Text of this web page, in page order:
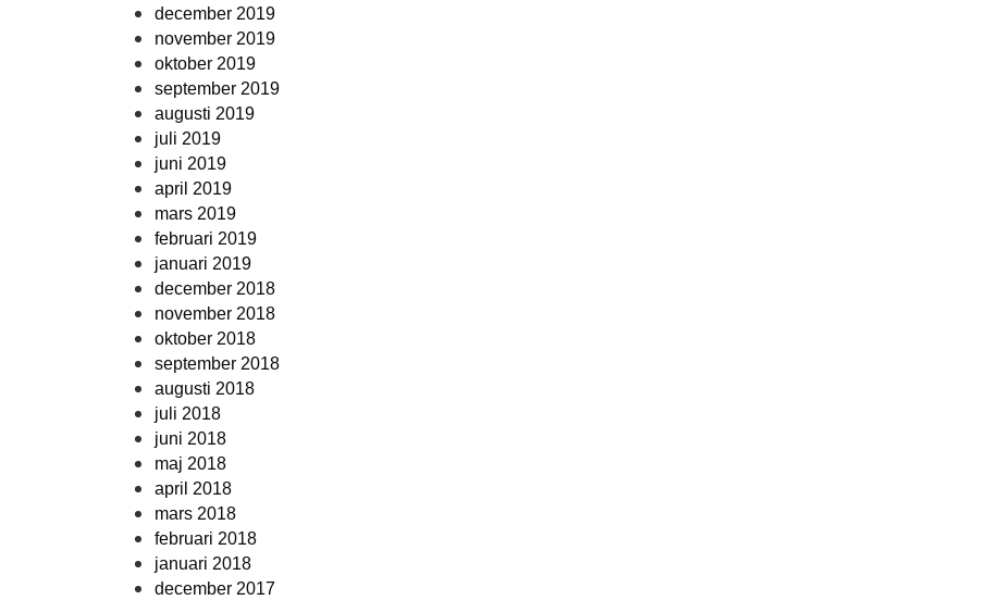
december 2019
november 2019
oktober 2019
september 2019
augusti 2019
juli 2019
juni 2019
april 2019
mars 2019
februari 2019
januari 2019
december 2018
november 2018
oktober 2018
september 2018
augusti 2018
juli 2018
juni 2018
maj 2018
april 2018
mars 2018
februari 2018
januari 2018
december 2017